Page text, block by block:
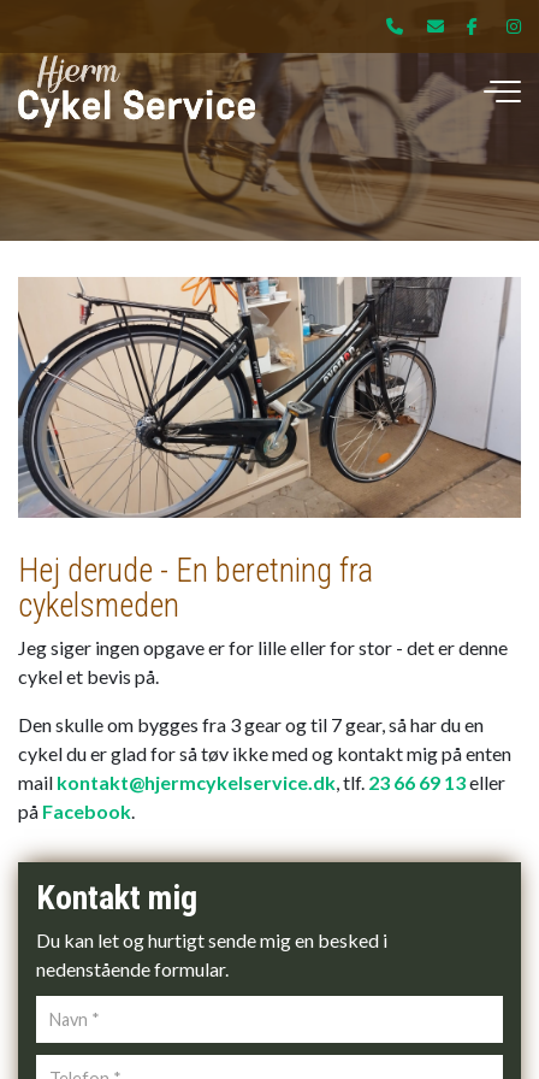
hovedindhold
Hej derude - En beretning fra
cykelsmeden
Jeg siger ingen opgave er for lille eller for stor - det er denne
cykel et bevis på.
Den skulle om bygges fra 3 gear og til 7 gear, så har du en
cykel du er glad for så tøv ikke med og kontakt mig på enten
mail kontakt@hjermcykelservice.dk, tlf. 23 66 69 13eller
på Facebook.
Kontakt mig
Du kan let og hurtigt sende mig en besked i
nedenstående formular.
Personlig